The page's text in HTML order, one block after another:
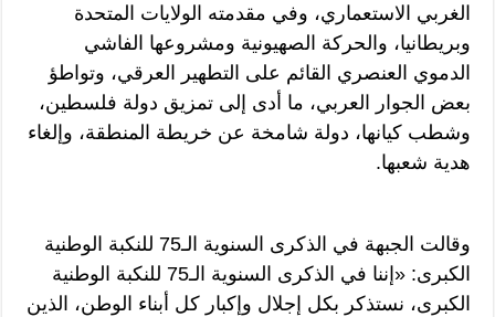
الغربي الاستعماري، وفي مقدمته الولايات المتحدة
وبريطانيا، والحركة الصهيونية ومشروعها الفاشي
الدموي العنصري القائم على التطهير العرقي، وتواطؤ
بعض الجوار العربي، ما أدى إلى تمزيق دولة فلسطين،
وشطب كيانها، دولة شامخة عن خريطة المنطقة، وإلغاء
هدية شعبها.
وقالت الجبهة في الذكرى السنوية الـ75 للنكبة الوطنية
الكبرى: «إننا في الذكرى السنوية الـ75 للنكبة الوطنية
الكبرى، نستذكر بكل إجلال وإكبار كل أبناء الوطن، الذين